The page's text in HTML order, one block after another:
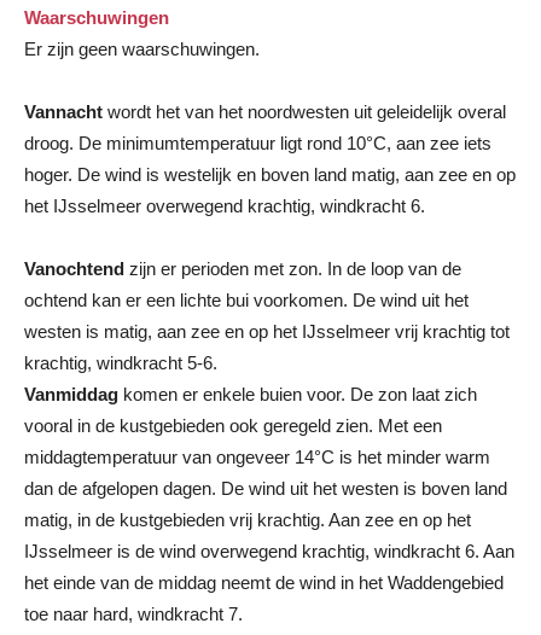
Waarschuwingen
Er zijn geen waarschuwingen.
Vannacht wordt het van het noordwesten uit geleidelijk overal
droog. De minimumtemperatuur ligt rond 10°C, aan zee iets
hoger. De wind is westelijk en boven land matig, aan zee en op
het IJsselmeer overwegend krachtig, windkracht 6.
Vanochtend zijn er perioden met zon. In de loop van de
ochtend kan er een lichte bui voorkomen. De wind uit het
westen is matig, aan zee en op het IJsselmeer vrij krachtig tot
krachtig, windkracht 5-6.
Vanmiddag komen er enkele buien voor. De zon laat zich
vooral in de kustgebieden ook geregeld zien. Met een
middagtemperatuur van ongeveer 14°C is het minder warm
dan de afgelopen dagen. De wind uit het westen is boven land
matig, in de kustgebieden vrij krachtig. Aan zee en op het
IJsselmeer is de wind overwegend krachtig, windkracht 6. Aan
het einde van de middag neemt de wind in het Waddengebied
toe naar hard, windkracht 7.